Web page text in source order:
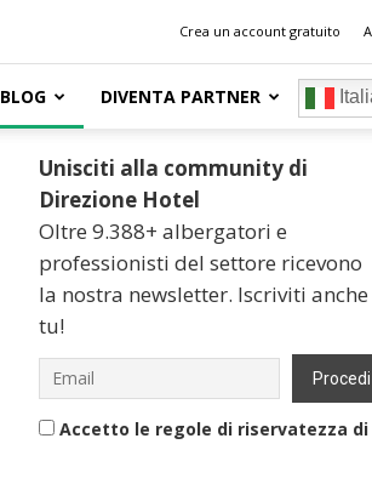
Crea un account gratuito
BLOG DIVENTA PARTNER
Unisciti alla community di
Direzione Hotel
Oltre 9.388+ albergatori e
professionisti del settore ricevono
la nostra newsletter. Iscriviti anche
tu!
Accetto le regole di riservatezza di